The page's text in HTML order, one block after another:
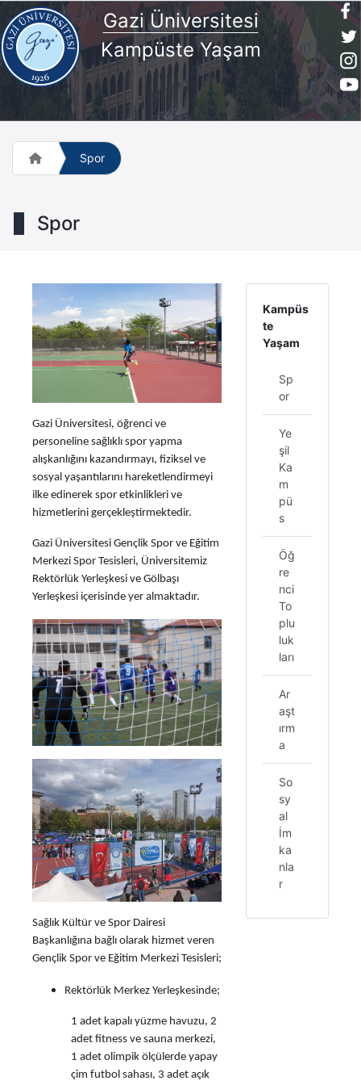
Gazi Üniversitesi
Kampüste Yaşam
Spor
Spor
Gazi Üniversitesi, öğrenci ve
personeline sağlıklı spor yapma
alışkanlığını kazandırmayı, fiziksel ve
sosyal yaşantılarını hareketlendirmeyi
ilke edinerek spor etkinlikleri ve
hizmetlerini gerçekleştirmektedir.
Gazi Üniversitesi Gençlik Spor ve Eğitim
Merkezi Spor Tesisleri, Üniversitemiz
Rektörlük Yerleşkesi ve Gölbaşı
Yerleşkesi içerisinde yer almaktadır.
Sağlık Kültür ve Spor Dairesi
Başkanlığına bağlı olarak hizmet veren
Gençlik Spor ve Eğitim Merkezi Tesisleri;
Rektörlük Merkez Yerleşkesinde;
1 adet kapalı yüzme havuzu, 2
adet fitness ve sauna merkezi,
1 adet olimpik ölçülerde yapay
çim futbol sahası, 3 adet açık
Kampüs
te
Yaşam
Sp
or
Ye
şil
Ka
m
pü
s
Öğ
re
nci
To
plu
luk
ları
Ar
aşt
ırm
a
So
sy
al
İm
ka
nla
r